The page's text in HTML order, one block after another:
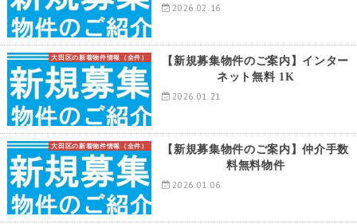
2026.02.16
大田区の新着物件情報（全件）
【新規募集物件のご案内】インター
ネット無料 1K
2026.01.21
大田区の新着物件情報（全件）
【新規募集物件のご案内】仲介手数
料無料物件
2026.01.06